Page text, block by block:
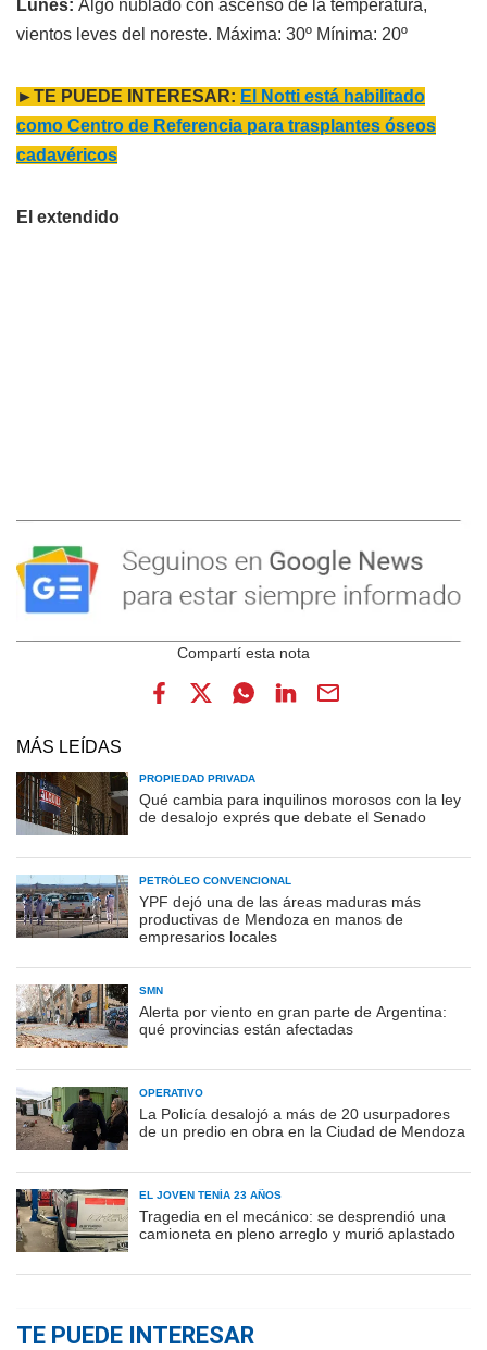
Lunes: Algo nublado con ascenso de la temperatura,
vientos leves del noreste. Máxima: 30º Mínima: 20º
►TE PUEDE INTERESAR: El Notti está habilitado
como Centro de Referencia para trasplantes óseos
cadavéricos
El extendido
MÁS LEÍDAS
PROPIEDAD PRIVADA
Qué cambia para inquilinos morosos con la ley
de desalojo exprés que debate el Senado
PETRÓLEO CONVENCIONAL
YPF dejó una de las áreas maduras más
productivas de Mendoza en manos de
empresarios locales
SMN
Alerta por viento en gran parte de Argentina:
qué provincias están afectadas
OPERATIVO
La Policía desalojó a más de 20 usurpadores
de un predio en obra en la Ciudad de Mendoza
EL JOVEN TENÍA 23 AÑOS
Tragedia en el mecánico: se desprendió una
camioneta en pleno arreglo y murió aplastado
TE PUEDE INTERESAR